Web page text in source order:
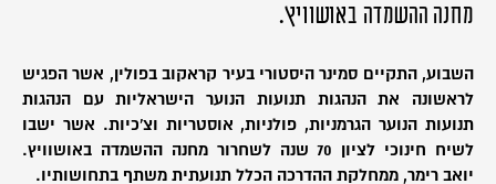
מחנה ההשמדה באושוויץ.
השבוע, התקיים סמינר היסטורי בעיר קראקוב בפולין, אשר הפגיש
לראשונה את הנהגות תנועות הנוער הישראליות עם הנהגות
תנועות הנוער הגרמניות, פולניות, אוסטריות וצ'כיות. אשר ישבו
לשיח חינוכי לציון 70 שנה לשחרור מחנה ההשמדה באושוויץ.
יואב רימר, ממחלקת ההדרכה הכלל תנועתית משתף בתחושותיו.